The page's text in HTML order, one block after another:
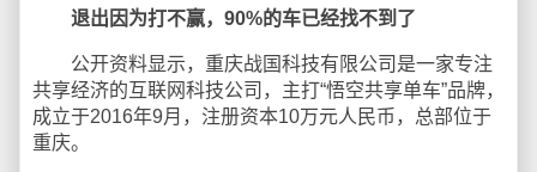
退出因为打不赢，90%的车已经找不到了
公开资料显示，重庆战国科技有限公司是一家专注
共享经济的互联网科技公司，主打“悟空共享单车”品牌，
成立于2016年9月，注册资本10万元人民币，总部位于
重庆。